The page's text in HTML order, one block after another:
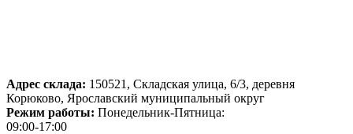
Адрес склада: 150521, Складская улица, 6/3, деревня
Корюково, Ярославский муниципальный округ
Режим работы: Понедельник-Пятница:
09:00-17:00